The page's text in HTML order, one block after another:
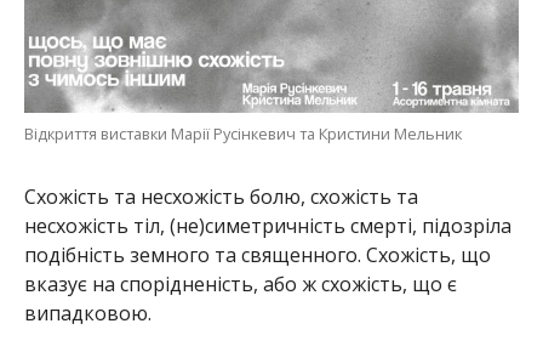
Відкриття виставки Марії Русінкевич та Кристини Мельник
Схожість та несхожість болю, схожість та
несхожість тіл, (не)симетричність смерті, підозріла
подібність земного та священного. Схожість, що
вказує на спорідненість, або ж схожість, що є
випадковою.